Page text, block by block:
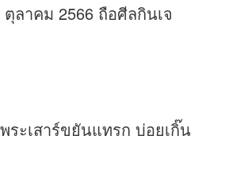
ลาคม 2566 ถือศีลกินเจ
ระเสาร์ขยันแทรก บ่อยเกิ๊น